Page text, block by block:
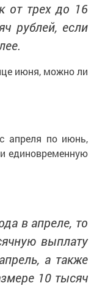
от трех до 16
рублей, если
июня, можно ли
апреля по июнь,
единовременную
в апреле, то
выплату
а также
10 тысяч